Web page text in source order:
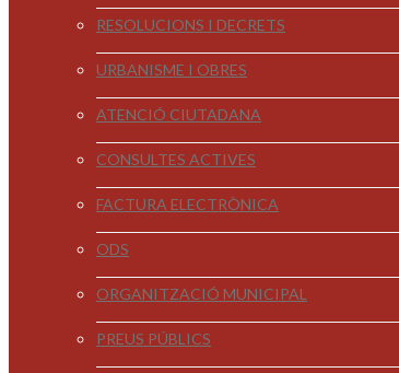
RESOLUCIONS I DECRETS
URBANISME I OBRES
ATENCIÓ CIUTADANA
CONSULTES ACTIVES
FACTURA ELECTRÒNICA
ODS
ORGANITZACIÓ MUNICIPAL
PREUS PÚBLICS